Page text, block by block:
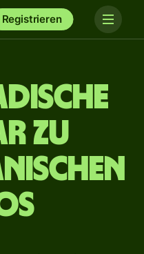
Registrieren
zu